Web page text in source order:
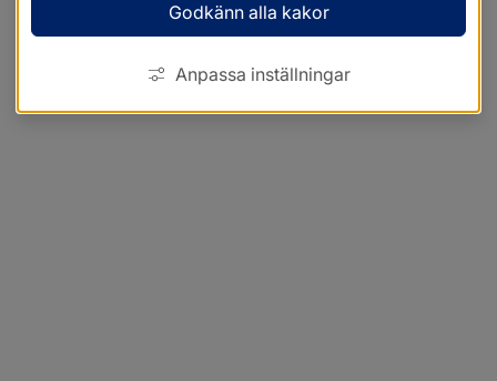
Godkänn alla kakor
Anpassa inställningar